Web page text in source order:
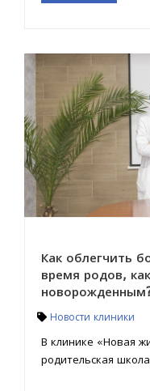
Как облегчить
время родов,
Новости клиники
В клинике «Новая
родительская школа.